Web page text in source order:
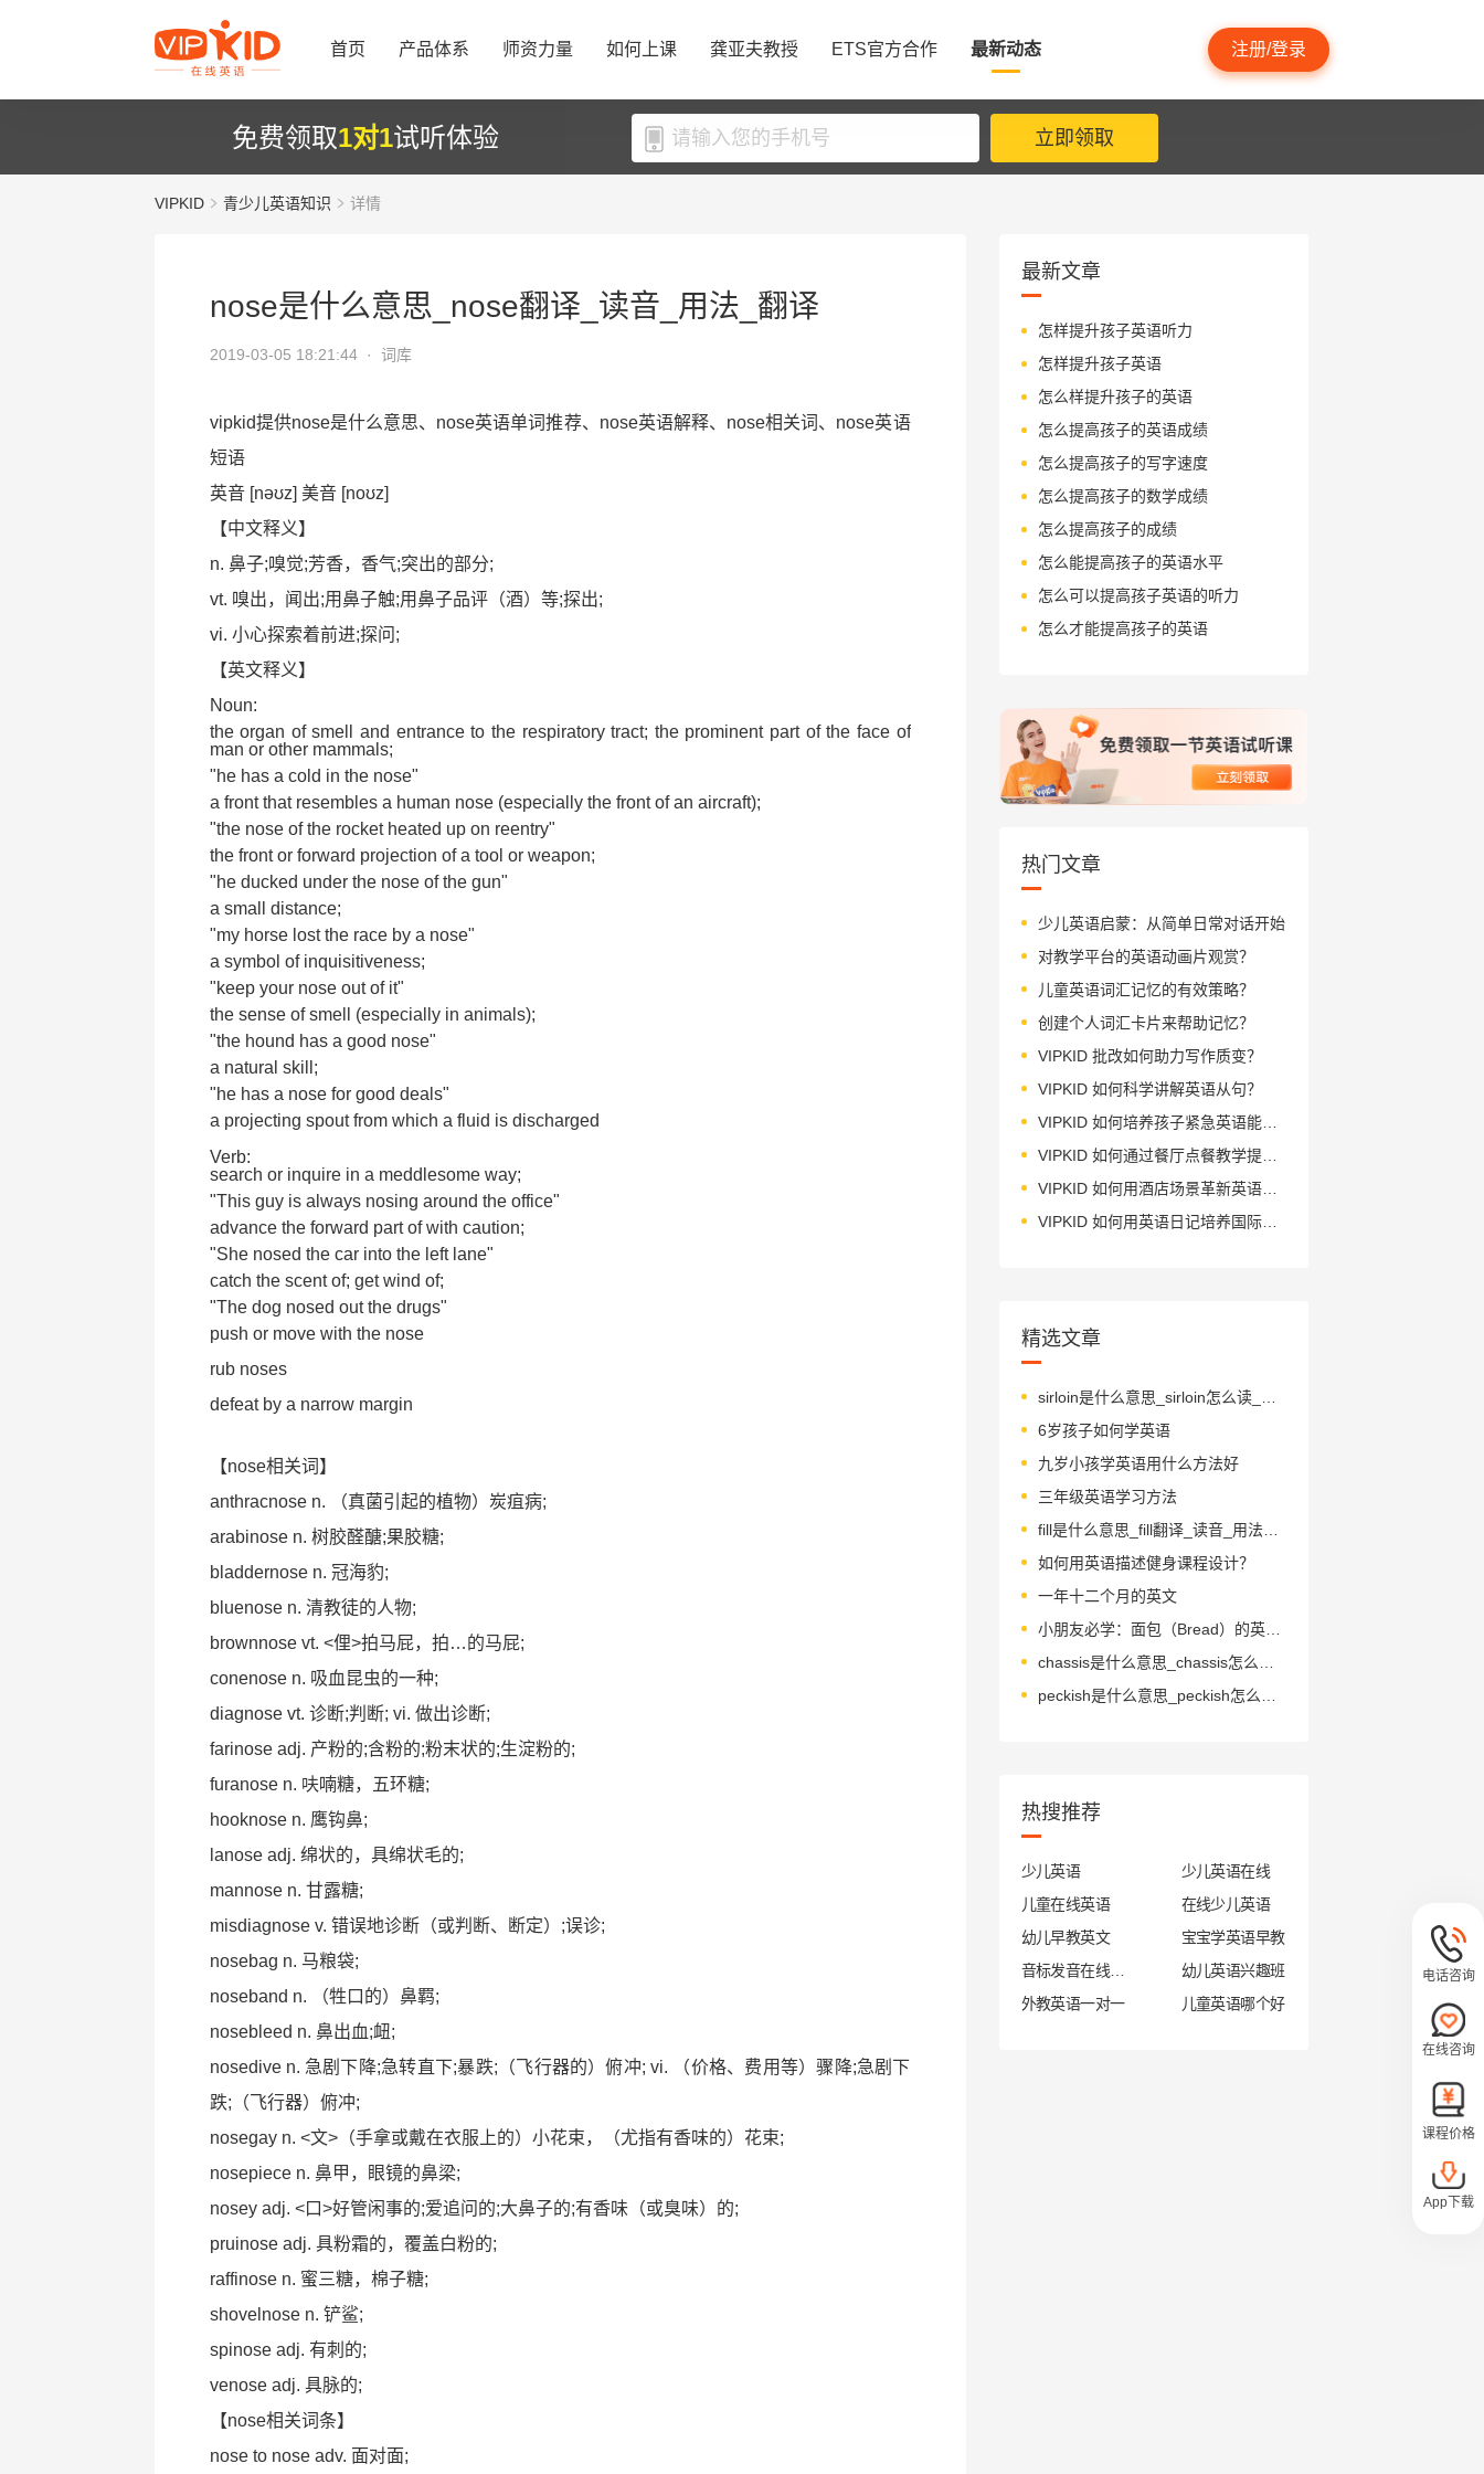
首页 产品体系 师资力量 如何上课 龚亚夫教授 ETS官方合作 最新动态 注册/登录
免费领取1对1试听体验 立即领取
VIPKID 青少儿英语知识 详情
nose是什么意思_nose翻译_读音_用法_翻译
2019-03-05 18:21:44 · 词库
vipkid提供nose是什么意思、nose英语单词推荐、nose英语解释、nose相关词、nose英语
短语
英音 [nəʊz] 美音 [noʊz]
【中文释义】
n. 鼻子;嗅觉;芳香，香气;突出的部分;
vt. 嗅出，闻出;用鼻子触;用鼻子品评（酒）等;探出;
vi. 小心探索着前进;探问;
【英文释义】
Noun:
the organ of smell and entrance to the respiratory tract; the prominent part of the face of
man or other mammals;
"he has a cold in the nose"
a front that resembles a human nose (especially the front of an aircraft);
"the nose of the rocket heated up on reentry"
the front or forward projection of a tool or weapon;
"he ducked under the nose of the gun"
a small distance;
"my horse lost the race by a nose"
a symbol of inquisitiveness;
"keep your nose out of it"
the sense of smell (especially in animals);
"the hound has a good nose"
a natural skill;
"he has a nose for good deals"
a projecting spout from which a fluid is discharged
Verb:
search or inquire in a meddlesome way;
"This guy is always nosing around the office"
advance the forward part of with caution;
"She nosed the car into the left lane"
catch the scent of; get wind of;
"The dog nosed out the drugs"
push or move with the nose
rub noses
defeat by a narrow margin
【nose相关词】
anthracnose n. （真菌引起的植物）炭疽病;
arabinose n. 树胶醛醣;果胶糖;
bladdernose n. 冠海豹;
bluenose n. 清教徒的人物;
brownnose vt. <俚>拍马屁，拍…的马屁;
conenose n. 吸血昆虫的一种;
diagnose vt. 诊断;判断; vi. 做出诊断;
farinose adj. 产粉的;含粉的;粉末状的;生淀粉的;
furanose n. 呋喃糖，五环糖;
hooknose n. 鹰钩鼻;
lanose adj. 绵状的，具绵状毛的;
mannose n. 甘露糖;
misdiagnose v. 错误地诊断（或判断、断定）;误诊;
nosebag n. 马粮袋;
noseband n. （牲口的）鼻羁;
nosebleed n. 鼻出血;衄;
nosedive n. 急剧下降;急转直下;暴跌;（飞行器的）俯冲; vi. （价格、费用等）骤降;急剧下
跌;（飞行器）俯冲;
nosegay n. <文>（手拿或戴在衣服上的）小花束，（尤指有香味的）花束;
nosepiece n. 鼻甲，眼镜的鼻梁;
nosey adj. <口>好管闲事的;爱追问的;大鼻子的;有香味（或臭味）的;
pruinose adj. 具粉霜的，覆盖白粉的;
raffinose n. 蜜三糖，棉子糖;
shovelnose n. 铲鲨;
spinose adj. 有刺的;
venose adj. 具脉的;
【nose相关词条】
nose to nose adv. 面对面;
最新文章
怎样提升孩子英语听力
怎样提升孩子英语
怎么样提升孩子的英语
怎么提高孩子的英语成绩
怎么提高孩子的写字速度
怎么提高孩子的数学成绩
怎么提高孩子的成绩
怎么能提高孩子的英语水平
怎么可以提高孩子英语的听力
怎么才能提高孩子的英语
热门文章
少儿英语启蒙：从简单日常对话开始
对教学平台的英语动画片观赏？
儿童英语词汇记忆的有效策略？
创建个人词汇卡片来帮助记忆？
VIPKID 批改如何助力写作质变？
VIPKID 如何科学讲解英语从句？
VIPKID 如何培养孩子紧急英语能力？
VIPKID 如何通过餐厅点餐教学提升少儿英语应用能力？
VIPKID 如何用酒店场景革新英语教学？
VIPKID 如何用英语日记培养国际化人才？
精选文章
6岁孩子如何学英语
九岁小孩学英语用什么方法好
三年级英语学习方法
fill是什么意思_fill翻译_读音_用法_翻译
如何用英语描述健身课程设计？
一年十二个月的英文
小朋友必学：面包（Bread）的英语表达
热搜推荐
少儿英语
少儿英语在线
儿童在线英语
在线少儿英语
幼儿早教英文
宝宝学英语早教
幼儿英语兴趣班
外教英语一对一
儿童英语哪个好
电话咨询
在线咨询
课程价格
App下载